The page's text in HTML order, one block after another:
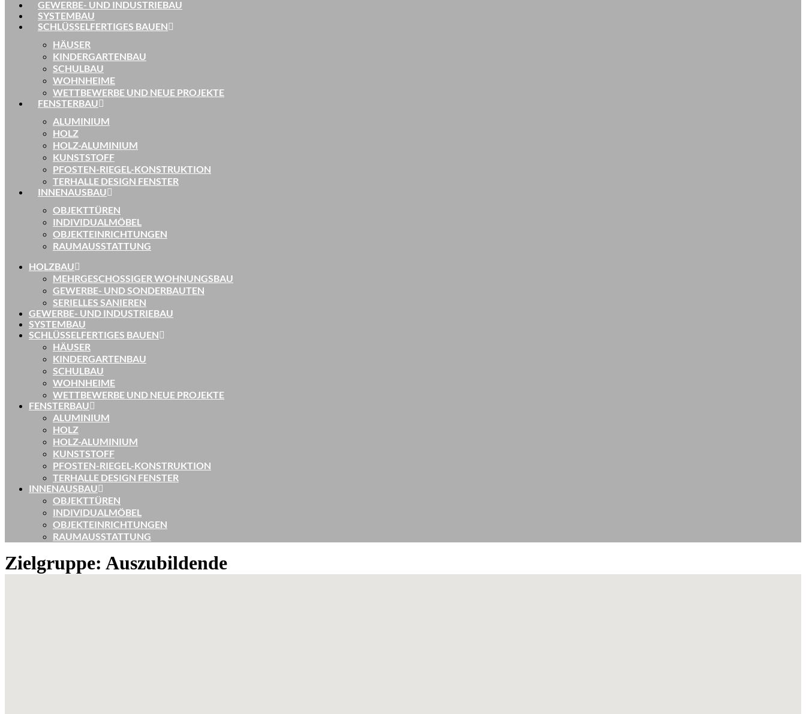
GEWERBE- UND INDUSTRIEBAU
SYSTEMBAU
SCHLÜSSELFERTIGES BAUEN
HÄUSER
KINDERGARTENBAU
SCHULBAU
WOHNHEIME
WETTBEWERBE UND NEUE PROJEKTE
FENSTERBAU
ALUMINIUM
HOLZ
HOLZ-ALUMINIUM
KUNSTSTOFF
PFOSTEN-RIEGEL-KONSTRUKTION
TERHALLE DESIGN FENSTER
INNENAUSBAU
OBJEKTTÜREN
INDIVIDUALMÖBEL
OBJEKTEINRICHTUNGEN
RAUMAUSSTATTUNG
HOLZBAU
MEHRGESCHOSSIGER WOHNUNGSBAU
GEWERBE- UND SONDERBAUTEN
SERIELLES SANIEREN
GEWERBE- UND INDUSTRIEBAU
SYSTEMBAU
SCHLÜSSELFERTIGES BAUEN
HÄUSER
KINDERGARTENBAU
SCHULBAU
WOHNHEIME
WETTBEWERBE UND NEUE PROJEKTE
FENSTERBAU
ALUMINIUM
HOLZ
HOLZ-ALUMINIUM
KUNSTSTOFF
PFOSTEN-RIEGEL-KONSTRUKTION
TERHALLE DESIGN FENSTER
INNENAUSBAU
OBJEKTTÜREN
INDIVIDUALMÖBEL
OBJEKTEINRICHTUNGEN
RAUMAUSSTATTUNG
Zielgruppe: Auszubildende